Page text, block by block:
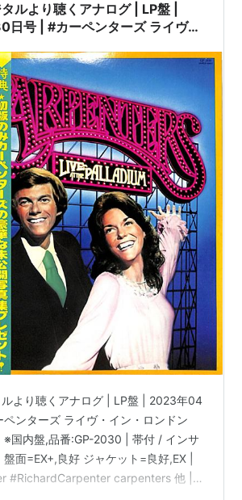
ルより聴くアナログ | LP盤 |
| #カーペンターズ ライヴ・
付 / インサート / 写真集付 | 盤面
ケット=良好,EX |
#RichardCarpenter
|
より聴くアナログ | LP盤 | 2023年04
ンターズ ライヴ・イン・ロンドン
| ※国内盤,品番:GP-2030 | 帯付 / インサ
面=EX+,良好 ジャケット=良好,EX |
#RichardCarpenter carpenters 他 |